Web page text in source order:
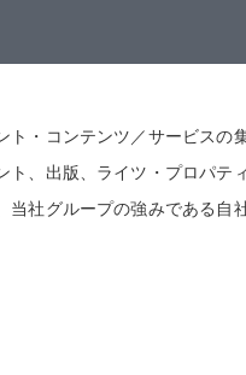
・コンテンツ／サービス
、出版、ライツ・プロパテ
当社グループの強みである